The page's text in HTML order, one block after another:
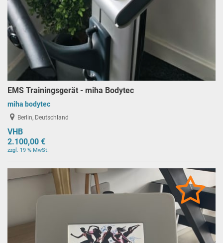
EMS Trainingsgerät - miha Bodytec
miha bodytec
Berlin, Deutschland
VHB
2.100,00 €
zzgl. 19 % MwSt.